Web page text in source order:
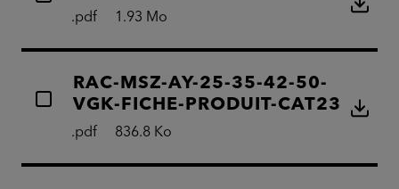
.pdf 1.93 Mo
RAC-MSZ-AY-25-35-42-50-
VGK-FICHE-PRODUIT-CAT23
.pdf 836.8 Ko